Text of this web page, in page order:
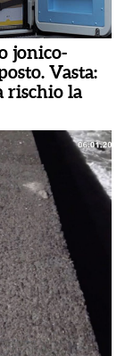
jonico-
Vasta:
rischio la